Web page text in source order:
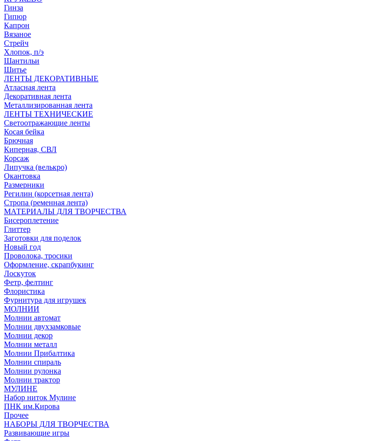
Гинза
Гипюр
Капрон
Вязаное
Стрейч
Хлопок, п/э
Шантильи
Шитье
ЛЕНТЫ ДЕКОРАТИВНЫЕ
Атласная лента
Декоративная лента
Металлизированная лента
ЛЕНТЫ ТЕХНИЧЕСКИЕ
Светоотражающие ленты
Косая бейка
Брючная
Киперная, СВЛ
Корсаж
Липучка (велькро)
Окантовка
Размерники
Регилин (корсетная лента)
Стропа (ременная лента)
МАТЕРИАЛЫ ДЛЯ ТВОРЧЕСТВА
Бисероплетение
Глиттер
Заготовки для поделок
Новый год
Проволока, тросики
Оформление, скрапбукинг
Лоскуток
Фетр, фелтинг
Флористика
Фурнитура для игрушек
МОЛНИИ
Молнии автомат
Молнии двухзамковые
Молнии декор
Молнии металл
Молнии Прибалтика
Молнии спираль
Молнии рулонка
Молнии трактор
МУЛИНЕ
Набор ниток Мулине
ПНК им.Кирова
Прочее
НАБОРЫ ДЛЯ ТВОРЧЕСТВА
Развивающие игры